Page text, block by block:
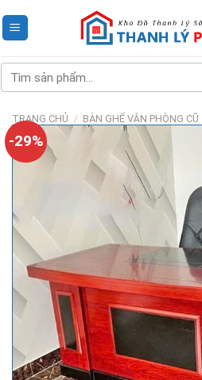
to
Tìm
kiếm:
TRANG CHỦ / BÀN GHẾ VĂN PHÒNG CŨ
-29%